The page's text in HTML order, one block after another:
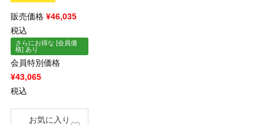
販売価格 ¥46,035
税込
さらにお得な [会員価
格] あり
会員特別価格
¥43,065
税込
お気に入り